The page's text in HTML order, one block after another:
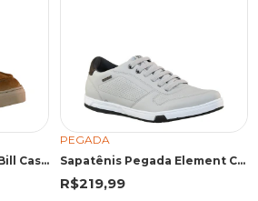
Sapatênis Democrata Bill Castanho
PEGADA
Sapatênis Pegada Element Café
R$219,99